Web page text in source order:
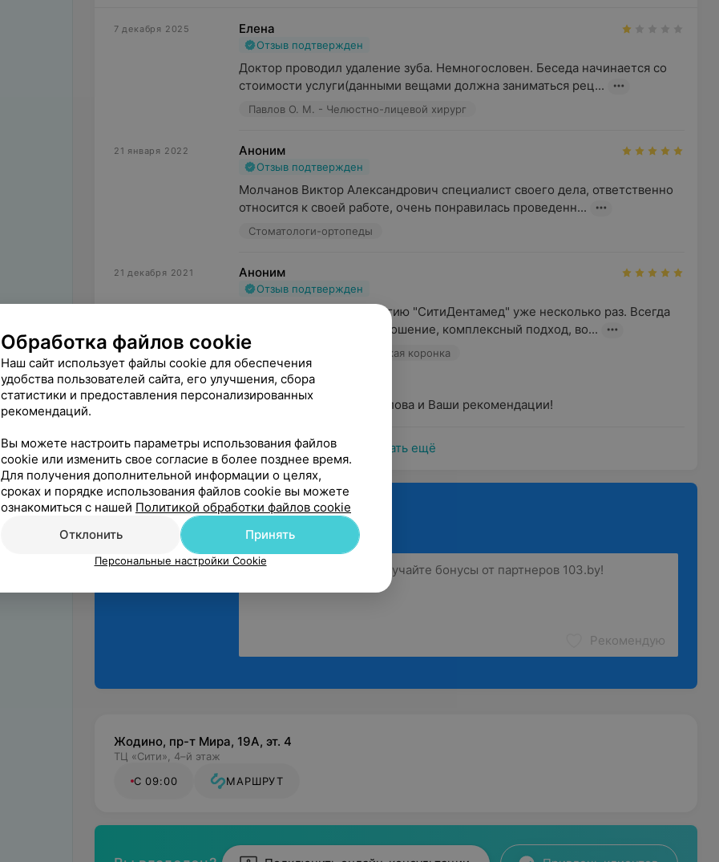
7 декабря 2025 Елена
Отзыв подтвержден
Доктор проводил удаление зуба. Немногословен. Беседа начинается со
стоимости услуги(данными вещами должна заниматься рец...
Павлов О. М. - Челюстно-лицевой хирург
21 января 2022 Аноним
Отзыв подтвержден
Молчанов Виктор Александрович специалист своего дела, ответственно
относится к своей работе, очень понравилась проведенн...
Стоматологи-ортопеды
21 декабря 2021 Аноним
Отзыв подтвержден
Обращалась в стоматологию "СитиДентамед" уже несколько раз. Всегда
радует внимательное отношение, комплексный подход, во...
Безметалловая керамическая коронка
администрация
Спасибо за теплые слова и Ваши рекомендации!
Показать ещё
Поделитесь
мнением
Рекомендую
Жодино, пр-т Мира, 19А, эт. 4
ТЦ «Сити», 4–й этаж
С 09:00
МАРШРУТ
Обработка файлов cookie
Наш сайт использует файлы cookie для обеспечения
удобства пользователей сайта, его улучшения, сбора
статистики и предоставления персонализированных
рекомендаций.
Вы можете настроить параметры использования файлов
cookie или изменить свое согласие в более позднее время.
Для получения дополнительной информации о целях,
сроках и порядке использования файлов cookie вы можете
ознакомиться с нашей Политикой обработки файлов cookie
Отклонить
Принять
Персональные настройки Cookie